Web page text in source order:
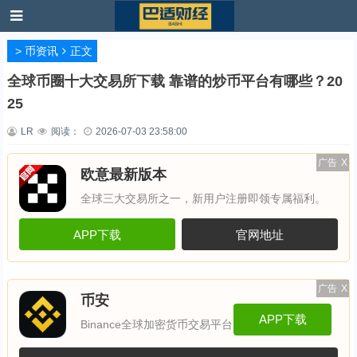
> 币资讯 正文
全球币圈十大交易所下载 靠谱的炒币平台有哪些？20
25
LR 阅读： 2026-07-03 23:58:00
广告 X
欧意最新版本
全球三大交易所之一，新用户注册即领专属福利。
APP下载 官网地址
广告 X
币安
Binance全球加密货币交易平台 APP下载